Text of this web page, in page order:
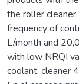
the roller
frequency of
L/month and
with low NRQI
coolant, cleaner